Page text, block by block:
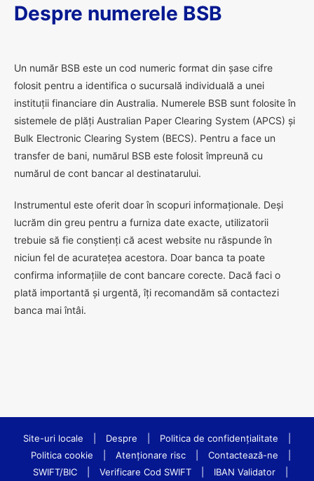
Despre numerele BSB
Un număr BSB este un cod numeric format din șase cifre
folosit pentru a identifica o sucursală individuală a unei
instituții financiare din Australia. Numerele BSB sunt folosite în
sistemele de plăți Australian Paper Clearing System (APCS) și
Bulk Electronic Clearing System (BECS). Pentru a face un
transfer de bani, numărul BSB este folosit împreună cu
numărul de cont bancar al destinatarului.
Instrumentul este oferit doar în scopuri informaționale. Deși
lucrăm din greu pentru a furniza date exacte, utilizatorii
trebuie să fie conștienți că acest website nu răspunde în
niciun fel de acuratețea acestora. Doar banca ta poate
confirma informațiile de cont bancare corecte. Dacă faci o
plată importantă și urgentă, îți recomandăm să contactezi
banca mai întâi.
Site-uri locale Despre Politica de confidenţialitate
Politica cookie
Atenționare risc Contactează-ne
SWIFT/BIC
Verificare Cod SWIFT IBAN Validator